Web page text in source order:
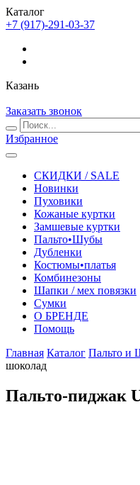
Каталог
+7 (917)-291-03-37
Казань
Заказать звонок
Избранное
СКИДКИ / SALE
Новинки
Пуховики
Кожаные куртки
Замшевые куртки
Пальто•Шубы
Дубленки
Костюмы•платья
Комбинезоны
Шапки / мех повязки
Сумки
О БРЕНДЕ
Помощь
Главная Каталог Пальто и
шоколад
Пальто-пиджак